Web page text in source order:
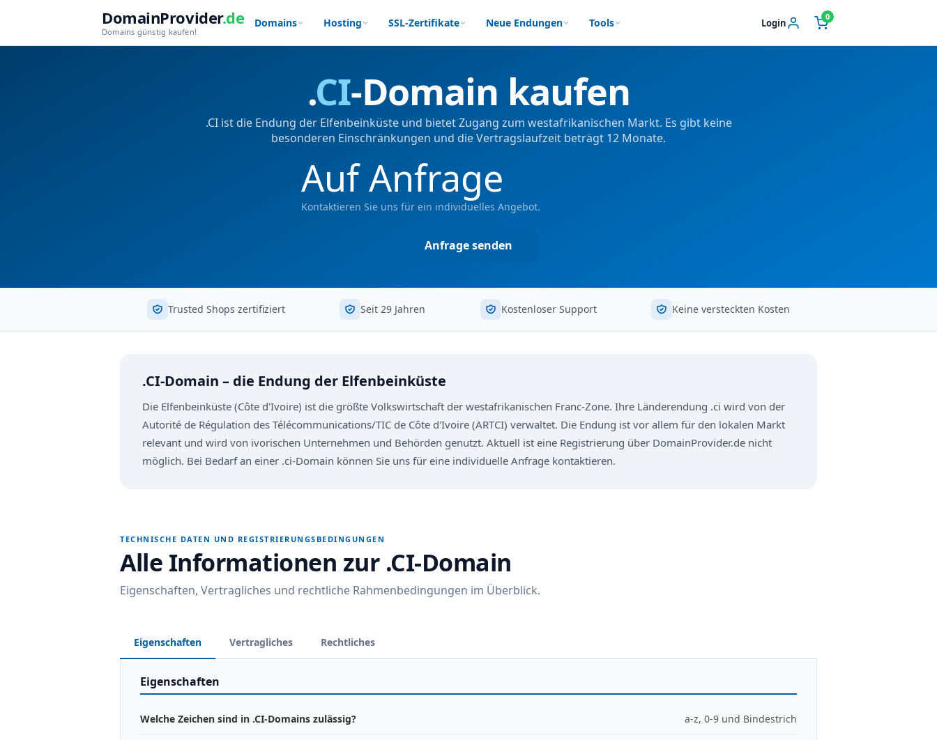
DomainProvider.de
Domains günstig kaufen!
Domains Hosting SSL-Zertifikate Neue Endungen Tools Login 0
.CI-Domain kaufen
.CI ist die Endung der Elfenbeinküste und bietet Zugang zum westafrikanischen Markt. Es gibt keine
besonderen Einschränkungen und die Vertragslaufzeit beträgt 12 Monate.
Auf Anfrage
Kontaktieren Sie uns für ein individuelles Angebot.
Anfrage senden
Trusted Shops zertifiziert Seit 29 Jahren Kostenloser Support Keine versteckten Kosten
.CI-Domain – die Endung der Elfenbeinküste
Die Elfenbeinküste (Côte d'Ivoire) ist die größte Volkswirtschaft der westafrikanischen Franc-Zone. Ihre Länderendung .ci wird von der
Autorité de Régulation des Télécommunications/TIC de Côte d'Ivoire (ARTCI) verwaltet. Die Endung ist vor allem für den lokalen Markt
relevant und wird von ivorischen Unternehmen und Behörden genutzt. Aktuell ist eine Registrierung über DomainProvider.de nicht
möglich. Bei Bedarf an einer .ci-Domain können Sie uns für eine individuelle Anfrage kontaktieren.
TECHNISCHE DATEN UND REGISTRIERUNGSBEDINGUNGEN
Alle Informationen zur .CI-Domain
Eigenschaften, Vertragliches und rechtliche Rahmenbedingungen im Überblick.
Eigenschaften Vertragliches Rechtliches
Eigenschaften
Welche Zeichen sind in .CI-Domains zulässig? a-z, 0-9 und Bindestrich